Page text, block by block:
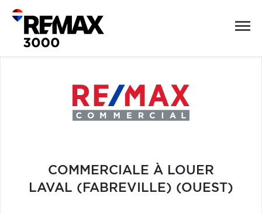
COMMERCIALE À LOUER
LAVAL (FABREVILLE) (OUEST)